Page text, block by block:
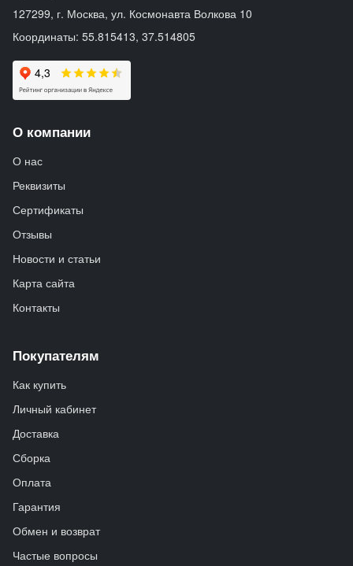
127299, г. Москва, ул. Космонавта Волкова 10
Координаты: 55.815413, 37.514805
О компании
О нас
Реквизиты
Сертификаты
Отзывы
Новости и статьи
Карта сайта
Контакты
Покупателям
Как купить
Личный кабинет
Доставка
Сборка
Оплата
Гарантия
Обмен и возврат
Частые вопросы